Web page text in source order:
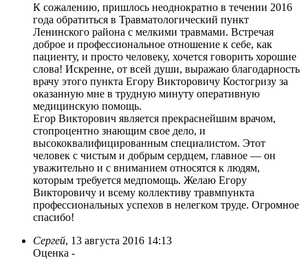
К сожалению, пришлось неоднократно в течении 2016
года обратиться в Травматологический пункт
Ленинского района с мелкими травмами. Встречая
доброе и профессиональное отношение к себе, как
пациенту, и просто человеку, хочется говорить хорошие
слова! Искренне, от всей души, выражаю благодарность
врачу этого пункта Егору Викторовичу Костогризу за
оказанную мне в трудную минуту оперативную
медицинскую помощь.
Егор Викторович является прекраснейшим врачом,
стопроцентно знающим свое дело, и
высококвалифицированным специалистом. Этот
человек с чистым и добрым сердцем, главное — он
уважительно и с вниманием относятся к людям,
которым требуется медпомощь. Желаю Егору
Викторовичу и всему коллективу травмпункта
профессиональных успехов в нелегком труде. Огромное
спасибо!
Сергей, 13 августа 2016 14:13
Оценка -